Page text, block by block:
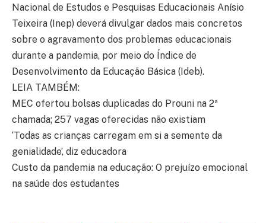
Nacional de Estudos e Pesquisas Educacionais Anísio
Teixeira (Inep) deverá divulgar dados mais concretos
sobre o agravamento dos problemas educacionais
durante a pandemia, por meio do Índice de
Desenvolvimento da Educação Básica (Ideb).
LEIA TAMBÉM:
MEC ofertou bolsas duplicadas do Prouni na 2ª
chamada; 257 vagas oferecidas não existiam
‘Todas as crianças carregam em si a semente da
genialidade’, diz educadora
Custo da pandemia na educação: O prejuízo emocional
na saúde dos estudantes